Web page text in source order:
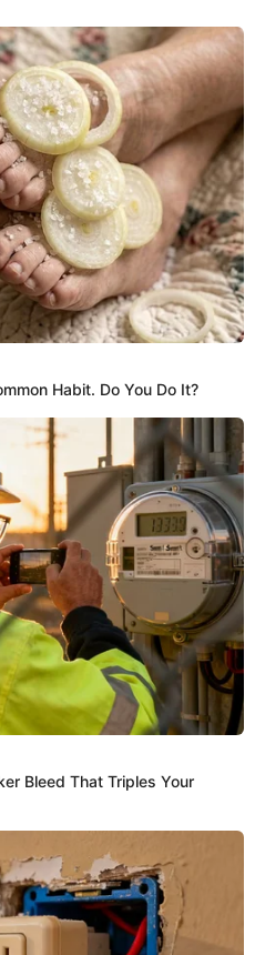
en grupo.
1/3/2023
vuelven a estar
noche juntos tras sus
de Ana y Michelle Lando.
a Ana que
de ella
a Christian por hablar
1/3/2023
a Issac: "No
cuestionando a Isaac. "No
consideró que él
1/3/2023
a Rafael